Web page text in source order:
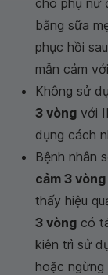
cho phụ nữ
bằng sữa
phục hồi
mẫn cảm
Không sử
3 vòng với
dụng cách
Bệnh nhân
cảm 3 vòng
thấy hiệu
3 vòng có
kiên trì sử
hoặc ngừng